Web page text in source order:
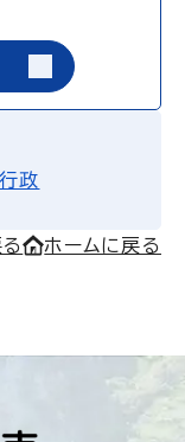
政
ホームに戻る